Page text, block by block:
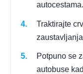
autocestama.
Traktirajte
Potpuno se
autobuse